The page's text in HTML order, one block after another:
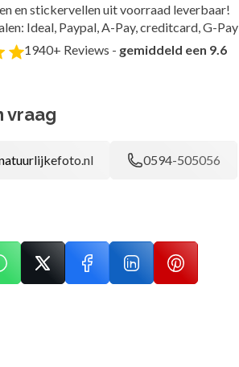
en stickervellen uit voorraad leverbaar!
Ideal, Paypal, A-Pay, creditcard, G-Pay
1940+ Reviews - gemiddeld een 9.6
vraag
0594-505056